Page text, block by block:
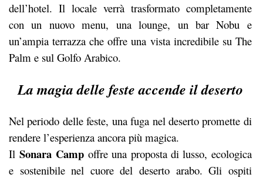
dell’hotel. Il locale verrà trasformato completamente
con un nuovo menu, una lounge, un bar Nobu e
un’ampia terrazza che offre una vista incredibile su The
Palm e sul Golfo Arabico.
La magia delle feste accende il deserto
Nel periodo delle feste, una fuga nel deserto promette di
rendere l’esperienza ancora più magica.
IlSonara Campoffre una proposta di lusso, ecologica
e sostenibile nel cuore del deserto arabo. Gli ospiti